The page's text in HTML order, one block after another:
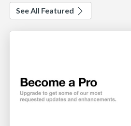
See All Featured